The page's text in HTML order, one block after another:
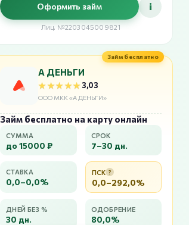
Оформить займ i
Лиц. №2203045009821
Займ бесплатно
А ДЕНЬГИ
★★★★★
★★★★★3,03
ООО МКК «А ДЕНЬГИ»
Займ бесплатно на карту онлайн
СУММА
до 15000 ₽
СРОК
7–30 дн.
СТАВКА
0,0–0,0%
ПСК ?
0,0–292,0%
ДНЕЙ БЕЗ %
30 дн.
ОДОБРЕНИЕ
80,0%